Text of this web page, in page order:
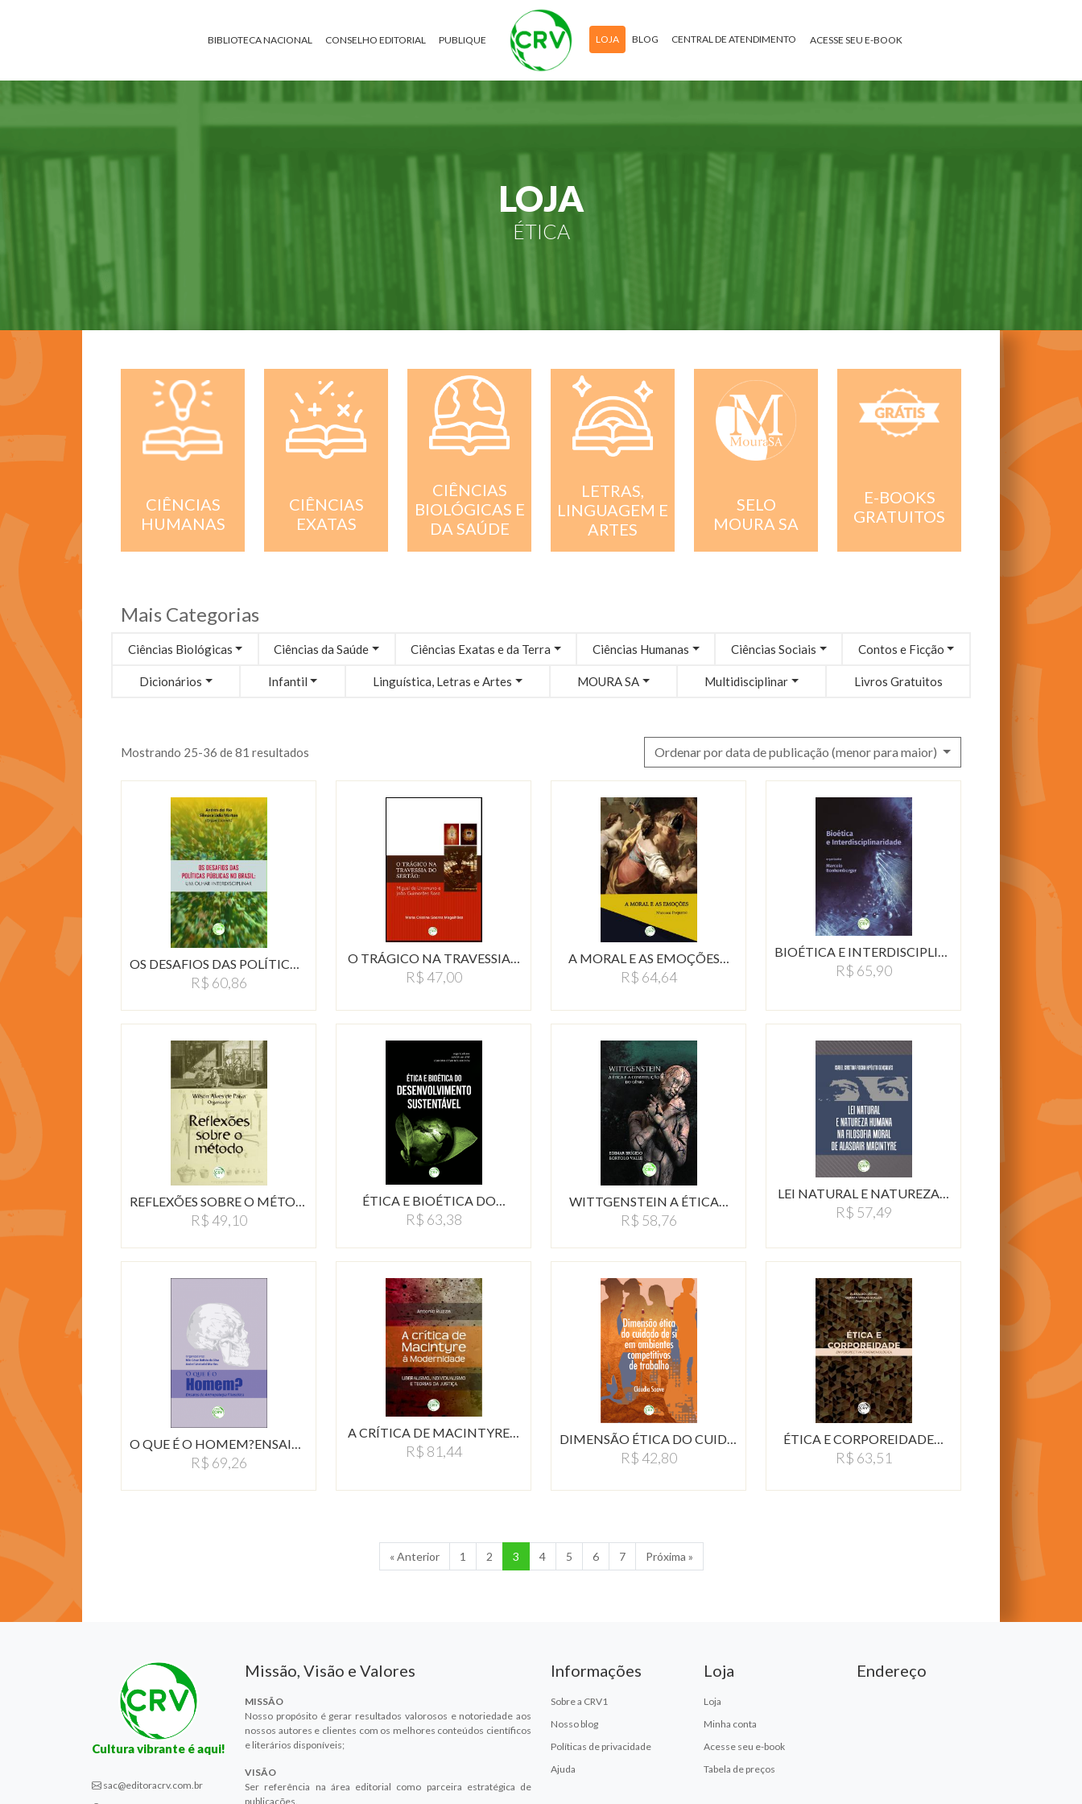
BIBLIOTECA NACIONAL CONSELHO EDITORIAL PUBLIQUE LOJA BLOG CENTRAL DE ATENDIMENTO ACESSE SEU E-BOOK
LOJA
ÉTICA
CIÊNCIAS
HUMANAS
CIÊNCIAS
EXATAS
CIÊNCIAS
BIOLÓGICAS E
DA SAÚDE
LETRAS,
LINGUAGEM E
ARTES
SELO
MOURA SA
E-BOOKS
GRATUITOS
Mais Categorias
Ciências Biológicas Ciências da Saúde Ciências Exatas e da Terra Ciências Humanas Ciências Sociais Contos e Ficção
Dicionários Infantil Linguística, Letras e Artes MOURA SA Multidisciplinar Livros Gratuitos
Mostrando 25-36 de 81 resultados Ordenar por data de publicação (menor para maior)
R$ 60,86
O TRÁGICO NA TRAVESSIA…
R$ 47,00
A MORAL E AS EMOÇÕES…
R$ 64,64
BIOÉTICA E INTERDISCIPLINARIDADE…
R$ 65,90
R$ 49,10
ÉTICA E BIOÉTICA DO…
R$ 63,38
WITTGENSTEIN A ÉTICA…
R$ 58,76
LEI NATURAL E NATUREZA…
R$ 57,49
O QUE É O HOMEM?ENSAIOS…
R$ 69,26
A CRÍTICA DE MACINTYRE…
R$ 81,44 R$ 42,80
ÉTICA E CORPOREIDADE…
R$ 63,51
« Anterior 1 2 3 4 5 6 7 Próxima »
Cultura vibrante é aqui!
sac@editoracrv.com.br
Missão, Visão e Valores
MISSÃO
Nosso propósito é gerar resultados valorosos e notoriedade aos
nossos autores e clientes com os melhores conteúdos científicos
e literários disponíveis;
VISÃO
Ser referência na área editorial como parceira estratégica de
publicações.
Informações
Sobre a CRV1
Nosso blog
Políticas de privacidade
Ajuda
Loja
Loja
Minha conta
Acesse seu e-book
Tabela de preços
Endereço